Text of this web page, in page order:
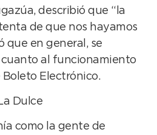
describió que “la
de que nos hayamos
que en general, se
al funcionamiento
Electrónico.
como la gente de